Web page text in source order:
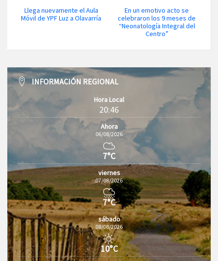
Llega nuevamente el Aula
Móvil de YPF Luz a Olavarría
En un emotivo acto se
celebraron los 9 meses de
“Neonatología Integral del
Centro”
INFORMACIÓN REGIONAL
Hora Local
20:46
Ahora
06/08/2026
7°C
viernes
07/08/2026
7°C
sábado
08/08/2026
10°C